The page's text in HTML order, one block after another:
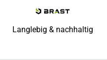
Langlebig & nachhaltig